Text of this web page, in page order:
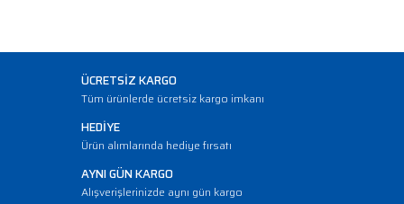
ÜCRETSİZ KARGO
Tüm ürünlerde ücretsiz kargo imkanı
HEDİYE
Ürün alımlarında hediye fırsatı
AYNI GÜN KARGO
Alışverişlerinizde aynı gün kargo